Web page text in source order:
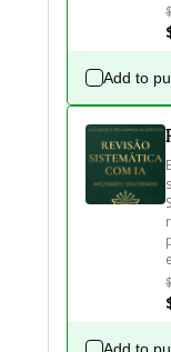
Add to